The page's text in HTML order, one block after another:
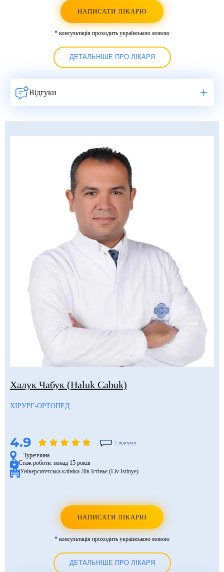
НАПИСАТИ ЛІКАРЮ
* консультація проходить українською мовою
ДЕТАЛЬНІШЕ ПРО ЛІКАРЯ
Відгуки
Халук Чабук (Haluk Cabuk)
ХІРУРГ-ОРТОПЕД
4.9 7 відгуків
Туреччина
Стаж роботи: понад 15 років
Університетська клініка Лів Істіньє (Liv Istinye)
НАПИСАТИ ЛІКАРЮ
* консультація проходить українською мовою
ДЕТАЛЬНІШЕ ПРО ЛІКАРЯ